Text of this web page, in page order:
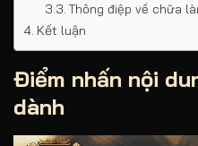
Thông điệp về chữa
Kết luận
Điểm nhấn nội
dành